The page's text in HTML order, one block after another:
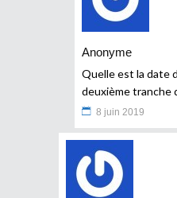
Anonyme
Quelle est la date
deuxième tranche
8 juin 2019